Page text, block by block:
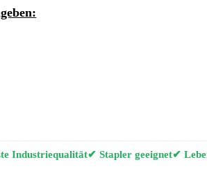
Industriequalität✔ Stapler geeignet✔